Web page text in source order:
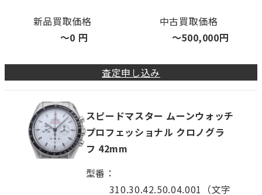
新品買取価格
〜0 円
中古買取価格
〜500,000円
査定申し込み
スピードマスター ムーンウォッチ
プロフェッショナル クロノグラ
フ 42mm
型番
310.30.42.50.04.001（文字